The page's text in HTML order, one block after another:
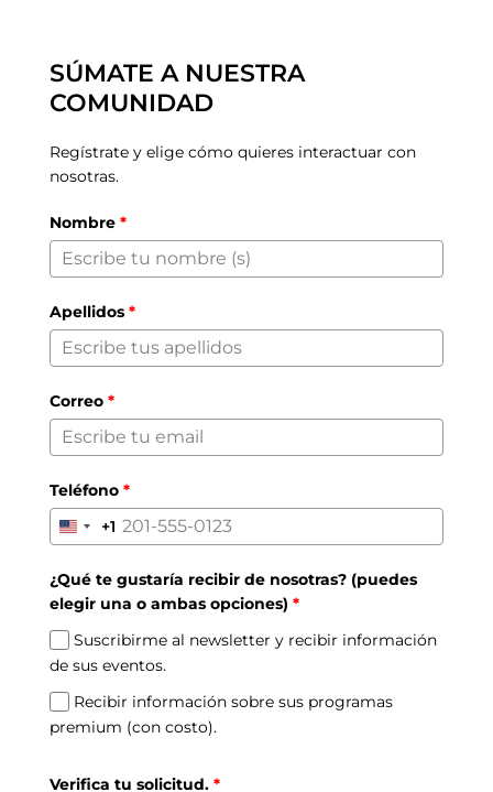
SÚMATE A NUESTRA
COMUNIDAD
Regístrate y elige cómo quieres interactuar con
nosotras.
Nombre *
Apellidos *
Correo *
Teléfono *
United
+1
+1
¿Qué te gustaría recibir de nosotras? (puedes
elegir una o ambas opciones) *
Suscribirme al newsletter y recibir información
de sus eventos.
Recibir información sobre sus programas
premium (con costo).
Verifica tu solicitud. *